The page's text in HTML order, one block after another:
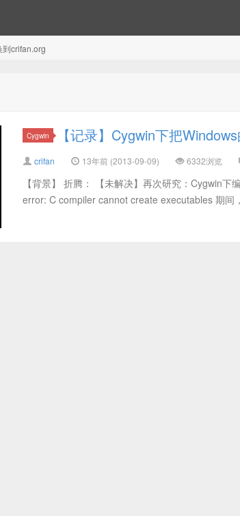
crifan.org
Cygwin 【记录】Cygwin下把
crifan 13年前 (2013-09-09) 6332浏览
【背景】 折腾： 【未解决】再次研究：Cygwin
error: C compiler cannot create executables 期间